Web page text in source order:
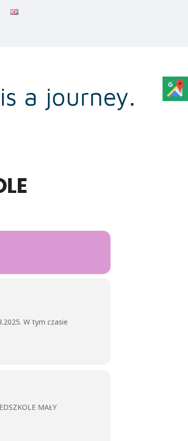
a journey.
W tym czasie
MAŁY